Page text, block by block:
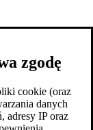
zgodę
cookie (oraz
danych
adresy IP oraz